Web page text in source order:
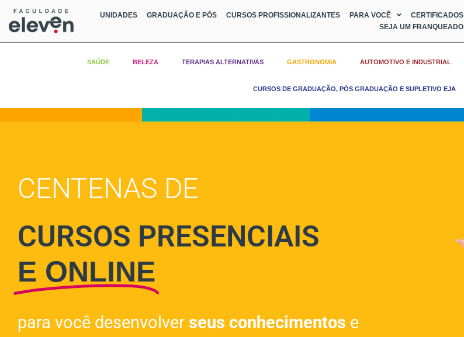
UNIDADES GRADUAÇÃO E PÓS CURSOS PROFISSIONALIZANTES PARA VOCÊ CERTIFICADOS
SEJA UM FRANQUEADO
SAÚDE BELEZA TERAPIAS ALTERNATIVAS GASTRONOMIA AUTOMOTIVO E INDUSTRIAL
CURSOS DE GRADUAÇÃO, PÓS GRADUAÇÃO E SUPLETIVO EJA
CENTENAS DE
CURSOS PRESENCIAIS
E ONLINE
para você desenvolver seus conhecimentos e